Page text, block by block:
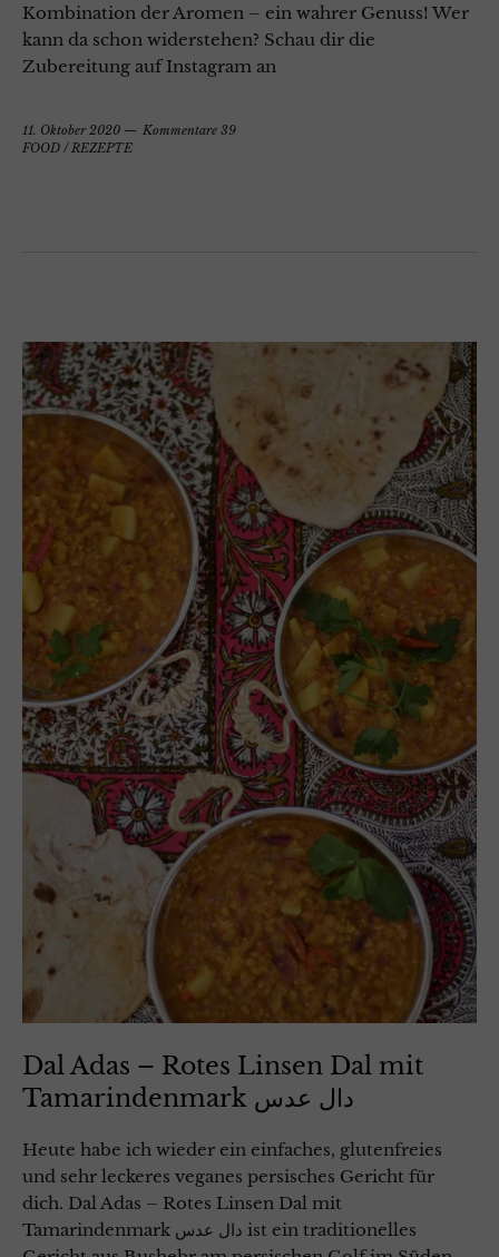
Kombination der Aromen – ein wahrer Genuss! Wer
kann da schon widerstehen? Schau dir die
Zubereitung auf Instagram an
11. Oktober 2020
Kommentare 39
FOOD / REZEPTE
Dal Adas – Rotes Linsen Dal mit
Tamarindenmark دال عدس
Heute habe ich wieder ein einfaches, glutenfreies
und sehr leckeres veganes persisches Gericht für
dich. Dal Adas – Rotes Linsen Dal mit
Tamarindenmark دال عدس ist ein traditionelles